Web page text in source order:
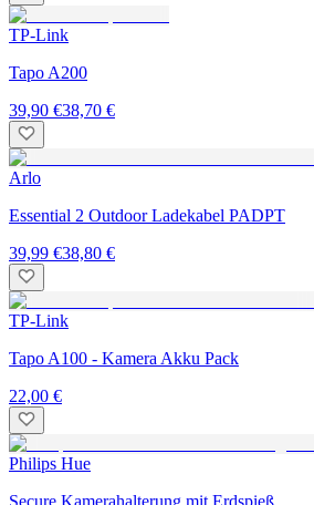
TP-Link
Tapo A200
39,90 €38,70 €
Arlo
Essential 2 Outdoor Ladekabel PADPT
39,99 €38,80 €
TP-Link
Tapo A100 - Kamera Akku Pack
22,00 €
Philips Hue